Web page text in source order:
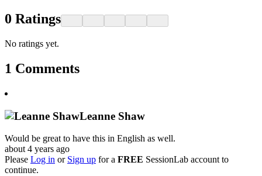
0 Ratings
No ratings yet.
1 Comments
Leanne Shaw
Would be great to have this in English as well.
about 4 years ago
Please Log in or Sign up for a FREE SessionLab account to
continue.